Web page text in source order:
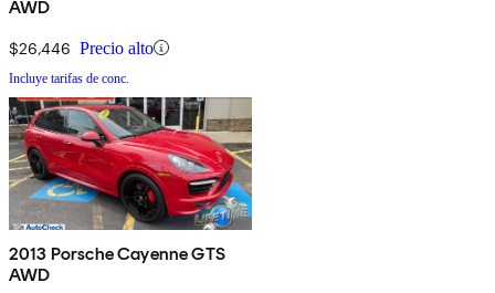
AWD
$26,446 Precio alto
Incluye tarifas de conc.
2013 Porsche Cayenne GTS
AWD